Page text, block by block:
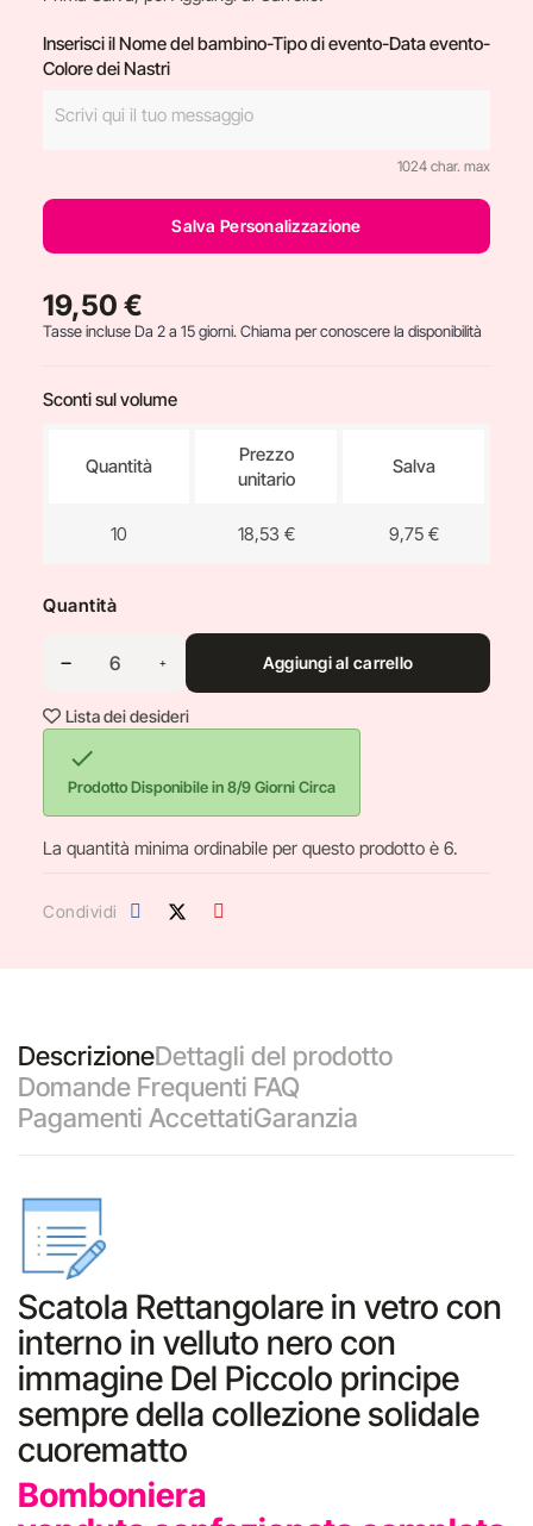
Inserisci il Nome del bambino-Tipo di evento-Data evento-
Colore dei Nastri
1024 char. max
Salva Personalizzazione
19,50 €
Tasse incluseDa 2 a 15 giorni. Chiama per conoscere la disponibilità
Sconti sul volume
Quantità
Prezzo
unitario
Salva
10 18,53 € 9,75 €
Quantità
Aggiungi al carrello
Lista dei desideri

Prodotto Disponibile in 8/9 Giorni Circa
La quantità minima ordinabile per questo prodotto è 6.
Condividi
DescrizioneDettagli del prodotto
Domande Frequenti FAQ
Pagamenti AccettatiGaranzia
Scatola Rettangolare in vetro con
interno in velluto nero con
immagine Del Piccolo principe
sempre della collezione solidale
cuorematto
Bomboniera